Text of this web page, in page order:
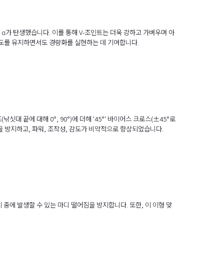
탄생했습니다. 이를 통해 V-조인트는 더욱 강하고 가벼우며 아
유지하면서도 경량화를 실현하는 데 기여합니다.
싯대 끝에 대해 0°, 90°)에 더해 '45°' 바이어스 크로스(±45°로
지하고, 파워, 조작성, 감도가 비약적으로 향상되었습니다.
에 발생할 수 있는 마디 떨어짐을 방지합니다. 또한, 이 이형 맞